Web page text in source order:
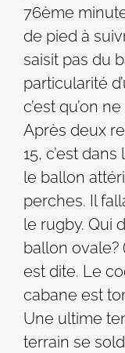
76ème
de pied à
saisit pas du
particularité
c’est qu’on
Après deux
15, c’est
le ballon
perches. Il
le rugby. Qui
ballon ovale?
est dite. Le
cabane est
Une ultime
terrain se